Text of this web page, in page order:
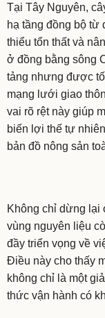
Tại Tây Nguyên,
hạ tầng đồng bộ từ
thiểu tổn thất và
ở đồng bằng sông
tảng nhưng được
mạng lưới giao
vai rõ rệt này giúp
biến lợi thế tự
bản đồ nông sản
Không chỉ dừng lại
vùng nguyên liệu
đầy triển vọng về
Điều này cho thấy
không chỉ là một
thức vận hành có